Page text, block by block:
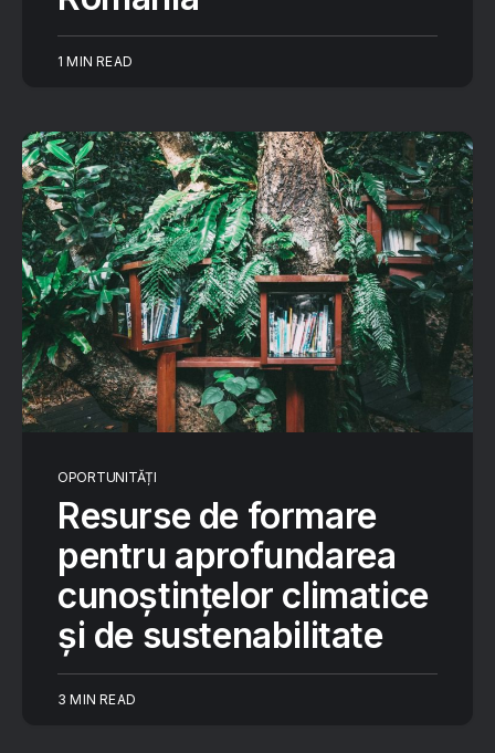
1 MIN READ
OPORTUNITĂȚI
Resurse de formare
pentru aprofundarea
cunoștințelor climatice
și de sustenabilitate
3 MIN READ